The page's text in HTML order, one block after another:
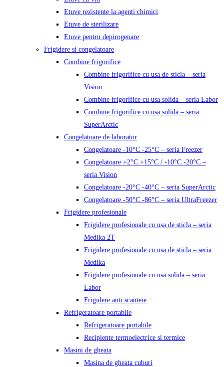
Etuve rezistente la agenti chimici
Etuve de sterilizare
Etuve pentru depirogenare
Frigidere si congelatoare
Combine frigorifice
Combine frigorifice cu usa de sticla – seria
Vision
Combine frigorifice cu usa solida – seria Labor
Combine frigorifice cu usa solida – seria
SuperArctic
Congelatoare de laborator
Congelatoare -10°C -25°C – seria Freezer
Congelatoare +2°C +15°C / -10°C -20°C –
seria Vision
Congelatoare -20°C -40°C – seria SuperArctic
Congelatoare -50°C -86°C – seria UltraFreezer
Frigidere profesionale
Frigidere profesionale cu usa de sticla – seria
Medika 2T
Frigidere profesionale cu usa de sticla – seria
Medika
Frigidere profesionale cu usa solida – seria
Labor
Frigidere anti scanteie
Refrigeratoare portabile
Refrigeratoare portabile
Recipiente termoelectrice si termice
Masini de gheata
Masina de gheata cuburi